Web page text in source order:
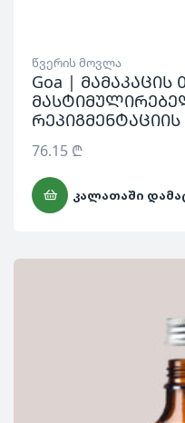
წვერის მოვლა
Goa | მამაკაცის
76.15 ₾
ᲙᲐᲚᲐᲗᲐᲨᲘ